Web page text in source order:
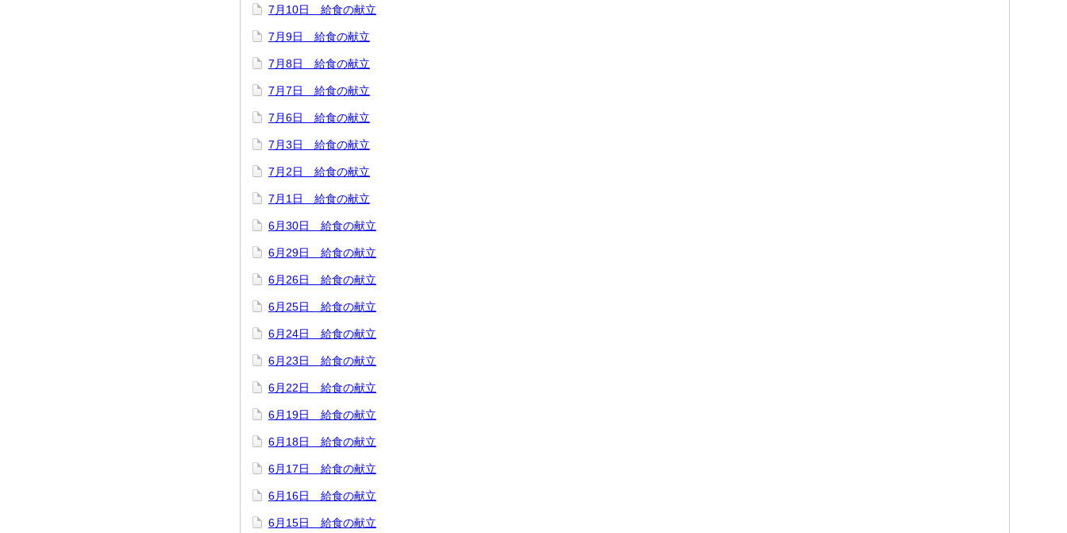
7月10日 給食の献立
7月9日 給食の献立
7月8日 給食の献立
7月7日 給食の献立
7月6日 給食の献立
7月3日 給食の献立
7月2日 給食の献立
7月1日 給食の献立
6月30日 給食の献立
6月29日 給食の献立
6月26日 給食の献立
6月25日 給食の献立
6月24日 給食の献立
6月23日 給食の献立
6月22日 給食の献立
6月19日 給食の献立
6月18日 給食の献立
6月17日 給食の献立
6月16日 給食の献立
6月15日 給食の献立